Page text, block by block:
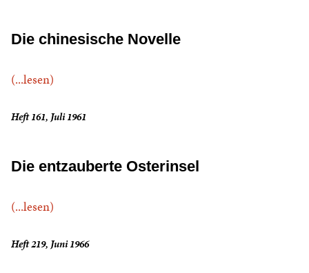
Die chinesische Novelle
(...lesen)
Heft 161, Juli 1961
Die entzauberte Osterinsel
(...lesen)
Heft 219, Juni 1966